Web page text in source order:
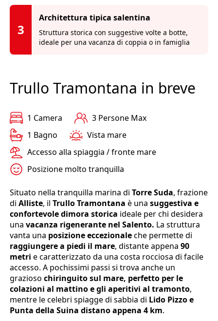
3
Architettura tipica salentina
Struttura storica con suggestive volte a botte,
ideale per una vacanza di coppia o in famiglia
Trullo Tramontana in breve
1 Camera
3 Persone Max
1 Bagno
Vista mare
Accesso alla spiaggia / fronte mare
Posizione molto tranquilla
Situato nella tranquilla marina di Torre Suda, frazione
di Alliste, il Trullo Tramontana è una suggestiva e
confortevole dimora storica ideale per chi desidera
una vacanza rigenerante nel Salento. La struttura
vanta una posizione eccezionaleche permette di
raggiungere a piedi il mare, distante appena 90
metri e caratterizzato da una costa rocciosa di facile
accesso. A pochissimi passi si trova anche un
grazioso chiringuito sul mare, perfetto per le
colazioni al mattino e gli aperitivi al tramonto,
mentre le celebri spiagge di sabbia di Lido Pizzo e
Punta della Suina distano appena 4 km.